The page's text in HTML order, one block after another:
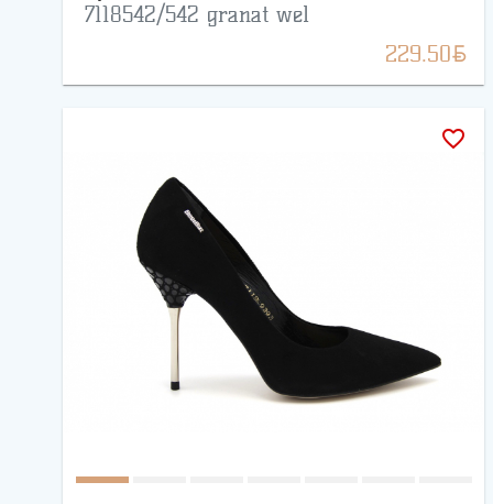
7118542/542 granat wel
229.50BYN
favorite_border